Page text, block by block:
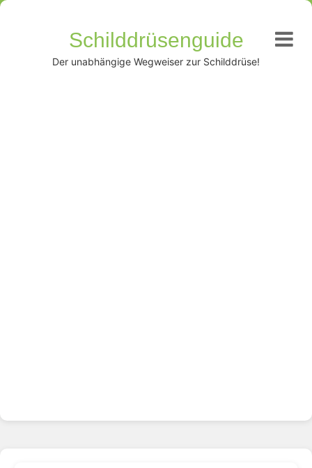
Schilddrüsenguide
Der unabhängige Wegweiser zur Schilddrüse!